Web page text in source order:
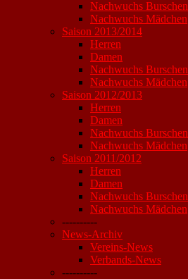
Nachwuchs Burschen
Nachwuchs Mädchen
Saison 2013/2014
Herren
Damen
Nachwuchs Burschen
Nachwuchs Mädchen
Saison 2012/2013
Herren
Damen
Nachwuchs Burschen
Nachwuchs Mädchen
Saison 2011/2012
Herren
Damen
Nachwuchs Burschen
Nachwuchs Mädchen
----------
News-Archiv
Vereins-News
Verbands-News
----------